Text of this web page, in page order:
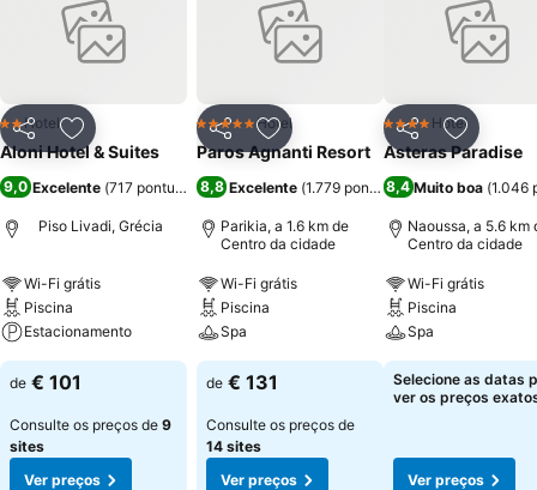
PartilharAdicionar aos favoritos
2 Estrelas
Hotel
Aloni Hotel & Suites
9,0 Excelente (717 pontuações)
Piso Livadi, Grécia
Wi-Fi grátis
Piscina
Estacionamento
de € 101
Consulte os preços de 9
sites
Ver preços
PartilharAdicionar aos favoritos
5 EstrelasHotel
Paros Agnanti Resort
8,8 Excelente (1.779 pontuações)
Parikia, a 1.6 km de
Centro da cidade
Wi-Fi grátis
Piscina
Spa
de € 131
Consulte os preços de
14 sites
Ver preços
Partilhar
4 EstrelasHotel
Asteras Paradise
8,4 Muito boa (1.046
Naoussa, a 5.6 km
Centro da cidade
Wi-Fi grátis
Piscina
Spa
Selecione as datas
ver os preços
Ver preços